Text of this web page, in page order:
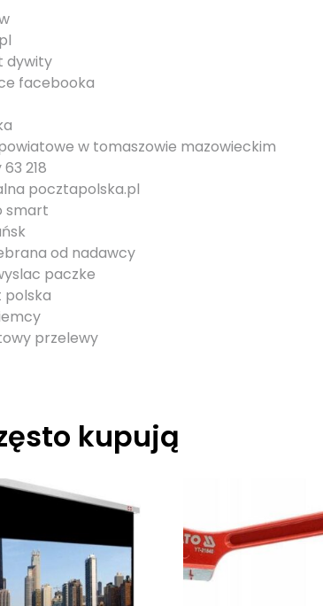
dywity
facebooka
w tomaszowie mazowieckim
218
pocztapolska.pl
smart
od nadawcy
paczke
polska
przelewy
kupują